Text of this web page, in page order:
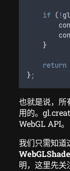
if ( ! gl
}
return
};
也就是说，所
用的。
WebGL API。
我们只需知道
明，这里先关